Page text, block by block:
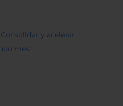
y acelerar
mes